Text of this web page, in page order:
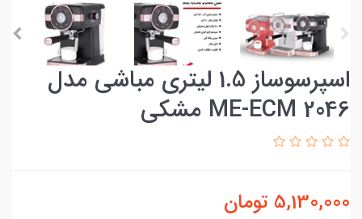
اسپرسوساز 1.5 لیتری مباشی مدل
ME-ECM 2046 مشکی
5,130,000 تومان